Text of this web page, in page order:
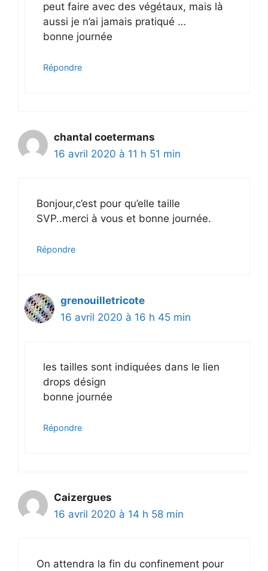
peut faire avec des végétaux, mais là
aussi je n’ai jamais pratiqué …
bonne journée
Répondre
chantal coetermans
16 avril 2020 à 11 h 51 min
Bonjour,c’est pour qu’elle taille
SVP..merci à vous et bonne journée.
Répondre
grenouilletricote
16 avril 2020 à 16 h 45 min
les tailles sont indiquées dans le lien
drops désign
bonne journée
Répondre
Caizergues
16 avril 2020 à 14 h 58 min
On attendra la fin du confinement pour